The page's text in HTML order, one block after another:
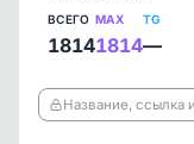
ВСЕГО
1814
MAX
1814
TG
—
Название, ссылка